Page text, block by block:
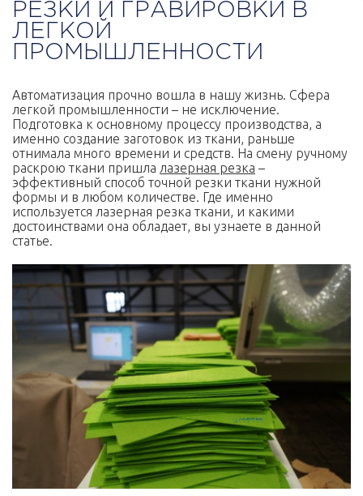
РЕЗКИ И ГРАВИРОВКИ В
ЛЕГКОЙ
ПРОМЫШЛЕННОСТИ
Автоматизация прочно вошла в нашу жизнь. Сфера
легкой промышленности – не исключение.
Подготовка к основному процессу производства, а
именно создание заготовок из ткани, раньше
отнимала много времени и средств. На смену ручному
раскрою ткани пришла лазерная резка –
эффективный способ точной резки ткани нужной
формы и в любом количестве. Где именно
используется лазерная резка ткани, и какими
достоинствами она обладает, вы узнаете в данной
статье.